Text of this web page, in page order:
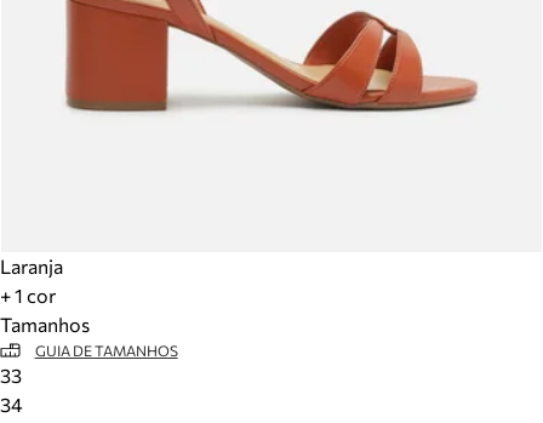
Laranja
+ 1 cor
Tamanhos
GUIA DE TAMANHOS
33
34